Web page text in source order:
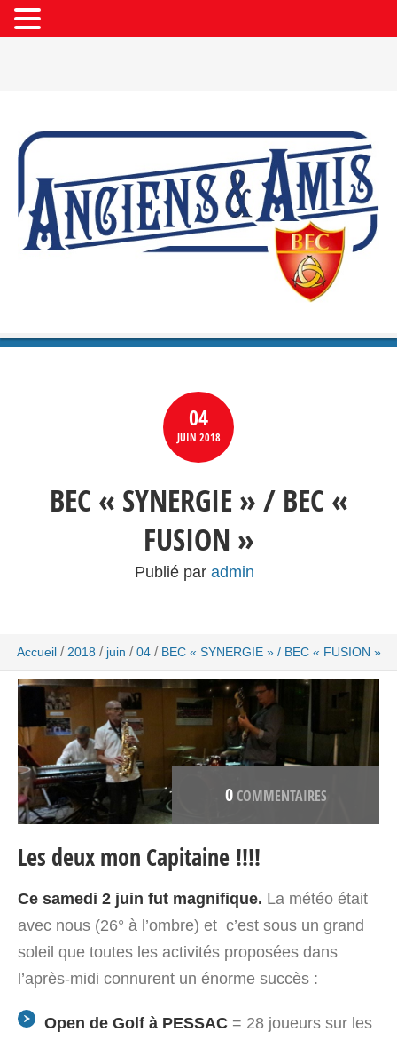
04
JUIN 2018
BEC « SYNERGIE » / BEC «
FUSION »
Publié par admin
Accueil / 2018 / juin / 04 / BEC « SYNERGIE » / BEC « FUSION »
0COMMENTAIRES
Les deux mon Capitaine !!!!
Ce samedi 2 juin fut magnifique. La météo était
avec nous (26° à l’ombre) et c’est sous un grand
soleil que toutes les activités proposées dans
l’après-midi connurent un énorme succès :
Open de Golf à PESSAC = 28 joueurs sur les